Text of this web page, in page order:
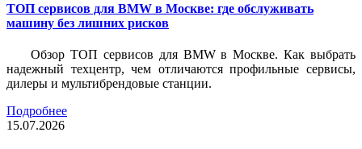
ТОП сервисов для BMW в Москве: где обслуживать
машину без лишних рисков
Обзор ТОП сервисов для BMW в Москве. Как выбрать
надежный техцентр, чем отличаются профильные сервисы,
дилеры и мультибрендовые станции.
Подробнее
15.07.2026